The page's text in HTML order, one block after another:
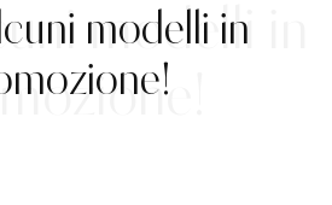
modelli in
modelli in